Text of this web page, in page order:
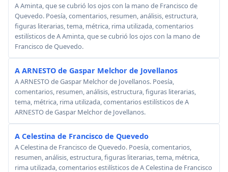
A Aminta, que se cubrió los ojos con la mano de Francisco de
Quevedo. Poesía, comentarios, resumen, análisis, estructura,
figuras literarias, tema, métrica, rima utilizada, comentarios
estilísticos de A Aminta, que se cubrió los ojos con la mano de
Francisco de Quevedo.
A ARNESTO de Gaspar Melchor de Jovellanos
A ARNESTO de Gaspar Melchor de Jovellanos. Poesía,
comentarios, resumen, análisis, estructura, figuras literarias,
tema, métrica, rima utilizada, comentarios estilísticos de A
ARNESTO de Gaspar Melchor de Jovellanos.
A Celestina de Francisco de Quevedo
A Celestina de Francisco de Quevedo. Poesía, comentarios,
resumen, análisis, estructura, figuras literarias, tema, métrica,
rima utilizada, comentarios estilísticos de A Celestina de Francisco